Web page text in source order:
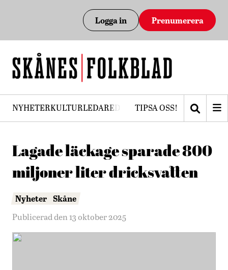
Logga in Prenumerera
NYHETERKULTURLEDAREDEBATTPRENUMERERA
TIPSA OSS!
Lagade läckage sparade 800
miljoner liter dricksvatten
Nyheter Skåne
Publicerad den 13 oktober 2025